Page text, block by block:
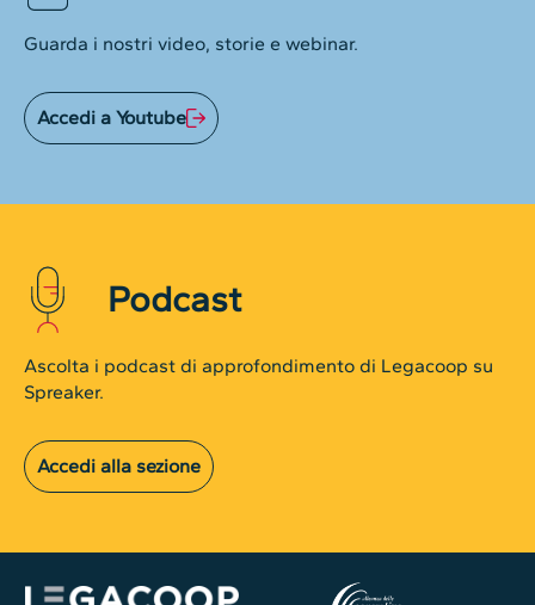
Guarda i nostri video, storie e webinar.
Accedi a Youtube
Podcast
Ascolta i podcast di approfondimento di Legacoop su
Spreaker.
Accedi alla sezione